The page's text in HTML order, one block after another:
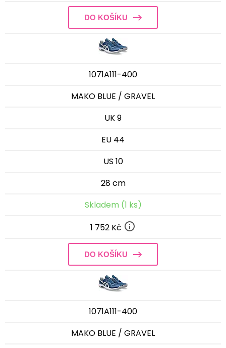
DO KOŠÍKU
1071A111-400
MAKO BLUE / GRAVEL
UK 9
EU 44
US 10
28 cm
Skladem (1 ks)
1 752 Kč
DO KOŠÍKU
1071A111-400
MAKO BLUE / GRAVEL